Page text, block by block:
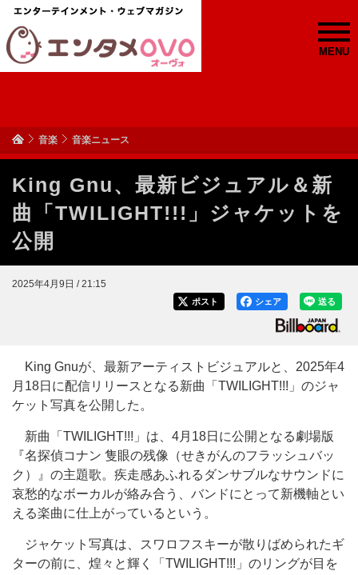
MENU
音楽 音楽ニュース
King Gnu、最新ビジュアル＆新
曲「TWILIGHT!!!」ジャケットを
公開
2025年4月9日 / 21:15
送る
シェア
ポスト
King Gnuが、最新アーティストビジュアルと、2025年4
月18日に配信リリースとなる新曲「TWILIGHT!!!」のジャ
ケット写真を公開した。
新曲「TWILIGHT!!!」は、4月18日に公開となる劇場版
『名探偵コナン 隻眼の残像（せきがんのフラッシュバッ
ク）』の主題歌。疾走感あふれるダンサブルなサウンドに
哀愁的なボーカルが絡み合う、バンドにとって新機軸とい
える楽曲に仕上がっているという。
ジャケット写真は、スワロフスキーが散りばめられたギ
ターの前に、煌々と輝く「TWILIGHT!!!」のリングが目を